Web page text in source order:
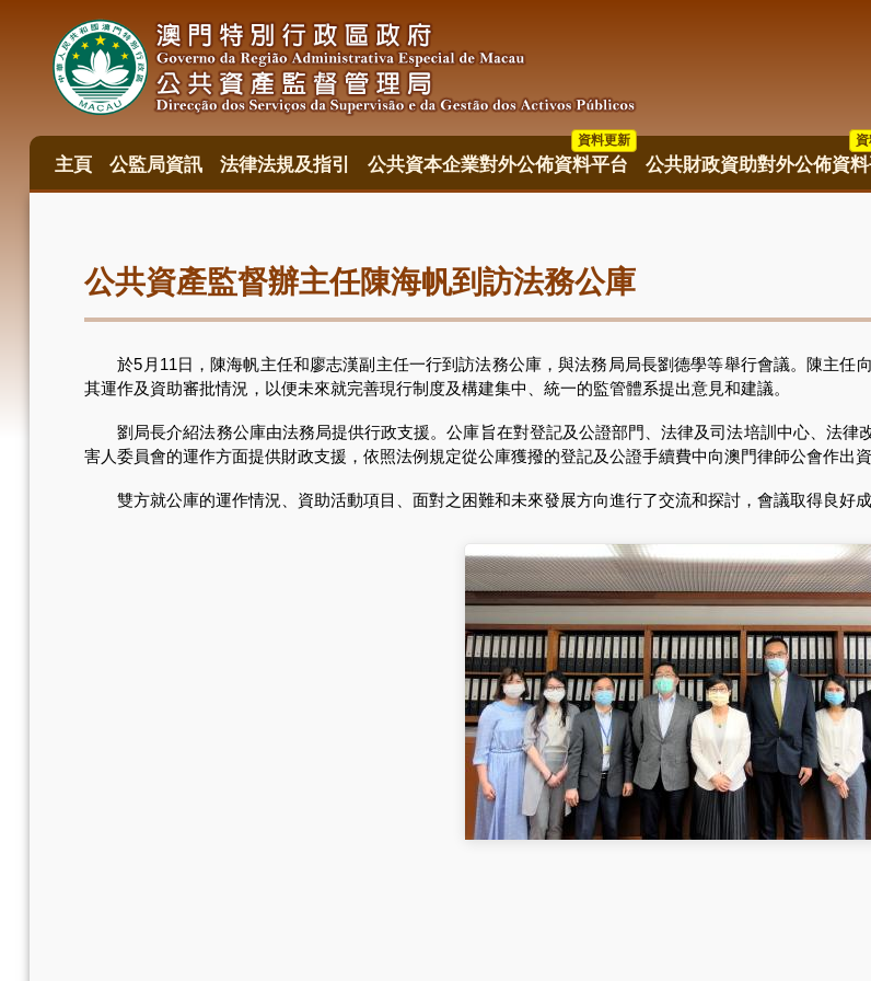
目
主頁 公監局資訊 法律法規及指引 公共資本企業對外公佈資料平台
資料更新
公共財政資助對外公佈資
公共資產監督辦主任陳海帆到訪法務公庫
於5月11日，陳海帆主任和廖志漢副主任一行到訪法務公庫，與法務局局長劉德學等舉行會議。陳主任
其運作及資助審批情況，以便未來就完善現行制度及構建集中、統一的監管體系提出意見和建議。
劉局長介紹法務公庫由法務局提供行政支援。公庫旨在對登記及公證部門、法律及司法培訓中心、法律
害人委員會的運作方面提供財政支援，依照法例規定從公庫獲撥的登記及公證手續費中向澳門律師公會作出
雙方就公庫的運作情況、資助活動項目、面對之困難和未來發展方向進行了交流和探討，會議取得良好成